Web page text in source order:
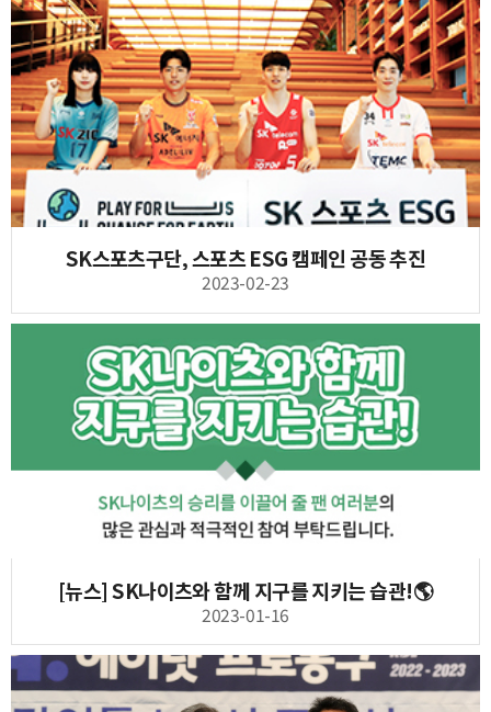
SK스포츠구단, 스포츠 ESG 캠페인 공동 추진
2023-02-23
[뉴스] SK나이츠와 함께 지구를 지키는 습관!🌎
2023-01-16